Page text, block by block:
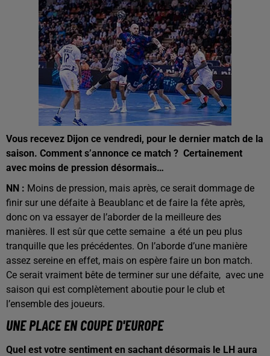
Vous recevez Dijon ce vendredi, pour le dernier match de la
saison. Comment s’annonce ce match ? Certainement
avec moins de pression désormais…
NN : Moins de pression, mais après, ce serait dommage de
finir sur une défaite à Beaublanc et de faire la fête après,
donc on va essayer de l’aborder de la meilleure des
manières. Il est sûr que cette semaine a été un peu plus
tranquille que les précédentes. On l’aborde d’une manière
assez sereine en effet, mais on espère faire un bon match.
Ce serait vraiment bête de terminer sur une défaite, avec une
saison qui est complètement aboutie pour le club et
l’ensemble des joueurs.
UNE PLACE EN COUPE D'EUROPE
Quel est votre sentiment en sachant désormais le LH aura